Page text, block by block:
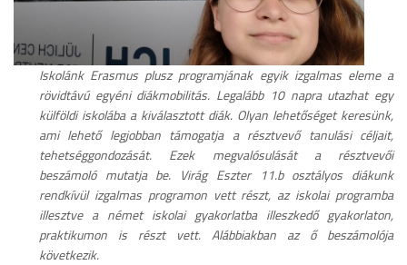
Iskolánk Erasmus plusz programjának egyik izgalmas eleme a
rövidtávú egyéni diákmobilitás. Legalább 10 napra utazhat egy
külföldi iskolába a kiválasztott diák. Olyan lehetőséget keresünk,
ami lehető legjobban támogatja a résztvevő tanulási céljait,
tehetséggondozását. Ezek megvalósulását a résztvevői
beszámoló mutatja be. Virág Eszter 11.b osztályos diákunk
rendkívül izgalmas programon vett részt, az iskolai programba
illesztve a német iskolai gyakorlatba illeszkedő gyakorlaton,
praktikumon is részt vett. Alábbiakban az ő beszámolója
következik.